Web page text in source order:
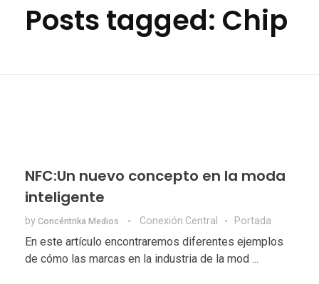
Posts tagged: Chip
NFC:Un nuevo concepto en la moda
inteligente
by Concéntrika Medios Conexión Central Portada
En este artículo encontraremos diferentes ejemplos
de cómo las marcas en la industria de la mod ...